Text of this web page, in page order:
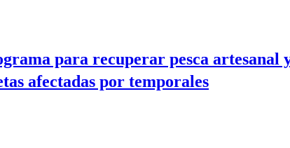
para recuperar pesca artesanal
afectadas por temporales